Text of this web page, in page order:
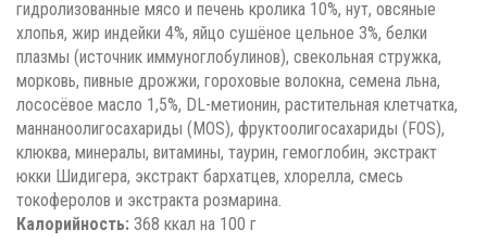
гидролизованные мясо и печень кролика 10%, нут, овсяные
хлопья, жир индейки 4%, яйцо сушёное цельное 3%, белки
плазмы (источник иммуноглобулинов), свекольная стружка,
морковь, пивные дрожжи, гороховые волокна, семена льна,
лососёвое масло 1,5%, DL-метионин, растительная клетчатка,
маннаноолигосахариды (MOS), фруктоолигосахариды (FOS),
клюква, минералы, витамины, таурин, гемоглобин, экстракт
юкки Шидигера, экстракт бархатцев, хлорелла, смесь
токоферолов и экстракта розмарина.
Калорийность: 368 ккал на 100 г